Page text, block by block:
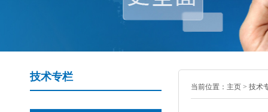
技术专栏
当前位置： 主页 > 技术